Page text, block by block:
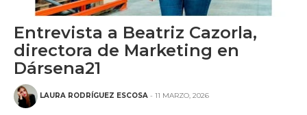
Entrevista a Beatriz Cazorla,
directora de Marketing en
Dársena21
LAURA RODRÍGUEZ ESCOSA - 11 MARZO, 2026